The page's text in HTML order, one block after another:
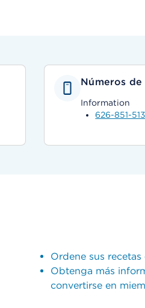
Números
Information
626-851-
Ordene sus recetas
Obtenga más
convertirse en